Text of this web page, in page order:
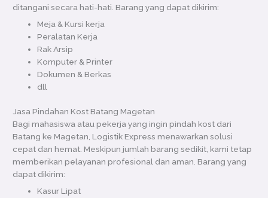
ditangani secara hati-hati. Barang yang dapat dikirim:
Meja & Kursi kerja
Peralatan Kerja
Rak Arsip
Komputer & Printer
Dokumen & Berkas
dll
Jasa Pindahan Kost Batang Magetan
Bagi mahasiswa atau pekerja yang ingin pindah kost dari
Batang ke Magetan, Logistik Express menawarkan solusi
cepat dan hemat. Meskipun jumlah barang sedikit, kami tetap
memberikan pelayanan profesional dan aman. Barang yang
dapat dikirim:
Kasur Lipat